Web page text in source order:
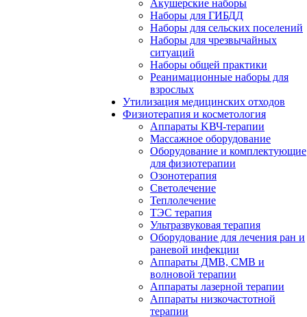
Акушерские наборы
Наборы для ГИБДД
Наборы для сельских поселений
Наборы для чрезвычайных
ситуаций
Наборы общей практики
Реанимационные наборы для
взрослых
Утилизация медицинских отходов
Физиотерапия и косметология
Аппараты KВЧ-терапии
Массажное оборудование
Оборудование и комплектующие
для физиотерапии
Озонотерапия
Светолечение
Теплолечение
ТЭС терапия
Ультразвуковая терапия
Оборудование для лечения ран и
раневой инфекции
Аппараты ДМВ, СМВ и
волновой терапии
Аппараты лазерной терапии
Аппараты низкочастотной
терапии